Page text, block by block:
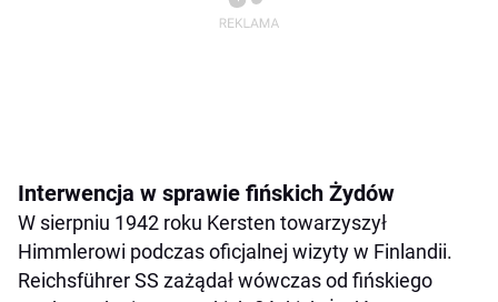
Interwencja w sprawie fińskich Żydów
W sierpniu 1942 roku Kersten towarzyszył
Himmlerowi podczas oficjalnej wizyty w Finlandii.
Reichsführer SS zażądał wówczas od fińskiego